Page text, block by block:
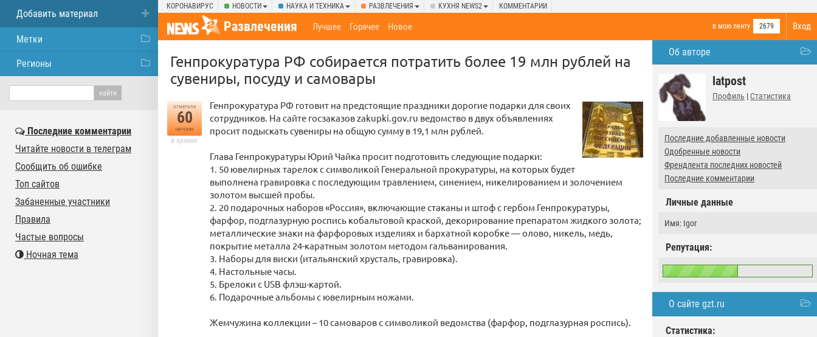
КОРОНАВИРУС НОВОСТИ НАУКА И ТЕХНИКА РАЗВЛЕЧЕНИЯ КУХНЯ NEWS2 КОММЕНТАРИИ
Вход
Развлечения в мою ленту 2679
Лучшее Горячее Новое
Об авторе
latpost
Профиль | Статистика
Последние добавленные новости
Одобренные новости
Френдлента последних новостей
Последние комментарии
Личные данные
Имя: Igor
Репутация:
О сайте gzt.ru
Статистика:
Генпрокуратура РФ собирается потратить более 19 млн рублей на
сувениры, посуду и самовары
отметили
60
человек
в архиве
Генпрокуратура РФ готовит на предстоящие праздники дорогие подарки для своих
сотрудников. На сайте госзаказов zakupki.gov.ru ведомство в двух объявлениях
просит подыскать сувениры на общую сумму в 19,1 млн рублей.
Глава Генпрокуратуры Юрий Чайка просит подготовить следующие подарки:
1. 50 ювелирных тарелок с символикой Генеральной прокуратуры, на которых будет
выполнена гравировка с последующим травлением, синением, никелированием и золочением
золотом высшей пробы.
2. 20 подарочных наборов «Россия», включающие стаканы и штоф с гербом Генпрокуратуры,
фарфор, подглазурную роспись кобальтовой краской, декорирование препаратом жидкого золота;
металлические знаки на фарфоровых изделиях и бархатной коробке — олово, никель, медь,
покрытие металла 24-каратным золотом методом гальванирования.
3. Наборы для виски (итальянский хрусталь, гравировка).
4. Настольные часы.
5. Брелоки с USB флэш-картой.
6. Подарочные альбомы с ювелирным ножами.
Жемчужина коллекции – 10 самоваров с символикой ведомства (фарфор, подглазурная роспись).
Добавить материал
Метки
Регионы
Последние комментарии
Читайте новости в телеграм
Сообщить об ошибке
Топ сайтов
Забаненные участники
Правила
Частые вопросы
Ночная тема